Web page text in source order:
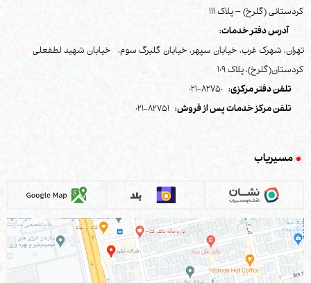
کردستانی (گلرخ) – پلاک 111
آدرس دفتر خدمات:
تهران، شهرک غرب، خیابان سپهر، خیابان گلبرگ سوم، خیابان شهید لطفعلی
کردستان(گلرخ)، پلاک 109
تلفن دفتر مرکزی: 82750-021
تلفن مرکز خدمات پس از فروش: 82751-021
مسیریاب